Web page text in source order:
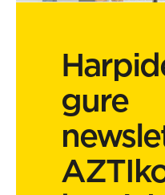
gure